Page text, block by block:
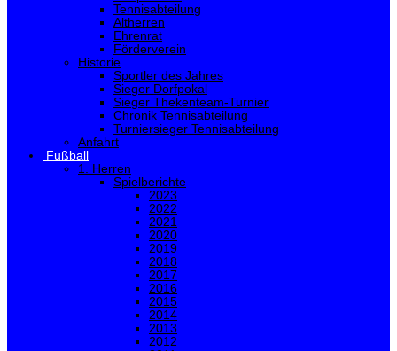
Tennisabteilung
Altherren
Ehrenrat
Förderverein
Historie
Sportler des Jahres
Sieger Dorfpokal
Sieger Thekenteam-Turnier
Chronik Tennisabteilung
Turniersieger Tennisabteilung
Anfahrt
Fußball
1. Herren
Spielberichte
2023
2022
2021
2020
2019
2018
2017
2016
2015
2014
2013
2012